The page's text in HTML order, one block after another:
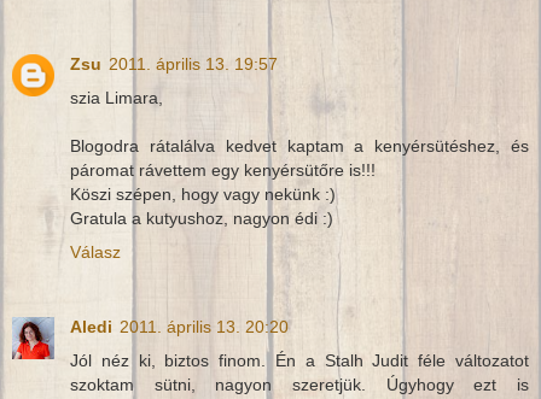
Zsu 2011. április 13. 19:57
szia Limara,
Blogodra rátalálva kedvet kaptam a kenyérsütéshez, és
páromat rávettem egy kenyérsütőre is!!!
Köszi szépen, hogy vagy nekünk :)
Gratula a kutyushoz, nagyon édi :)
Válasz
Aledi 2011. április 13. 20:20
Jól néz ki, biztos finom. Én a Stalh Judit féle változatot
szoktam sütni, nagyon szeretjük. Úgyhogy ezt is